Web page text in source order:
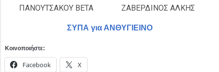
ΠΑΝΟΥΤΣΑΚΟΥ ΒΕΤΑ ΖΑΒΕΡΔΙΝΟΣ ΑΛΚΗΣ
ΣΥΠΑ για ΑΝΘΥΓΙΕΙΝΟ
Κοινοποιήστε:
Facebook X